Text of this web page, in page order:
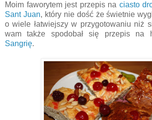
Moim faworytem jest przepis na ciasto
Sant Juan, który nie dość że świetnie
o wiele łatwiejszy w przygotowaniu niż
wam także spodobał się przepis na
Sangrię.